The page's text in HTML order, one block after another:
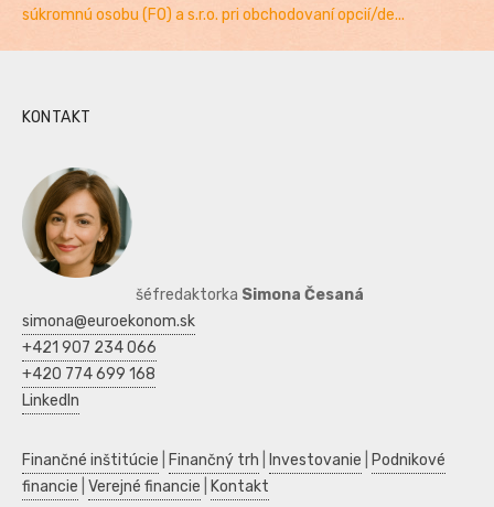
súkromnú osobu (FO) a s.r.o. pri obchodovaní opcií/de...
KONTAKT
šéfredaktorka Simona Česaná
simona@euroekonom.sk
+421 907 234 066
+420 774 699 168
LinkedIn
Finančné inštitúcie Finančný trh Investovanie
Podnikové
financie Verejné financie Kontakt